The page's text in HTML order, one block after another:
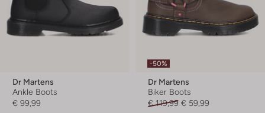
Dr Martens
Ankle Boots
€ 99,99
-50%
Dr Martens
Biker Boots
€ 119,99 € 59,99